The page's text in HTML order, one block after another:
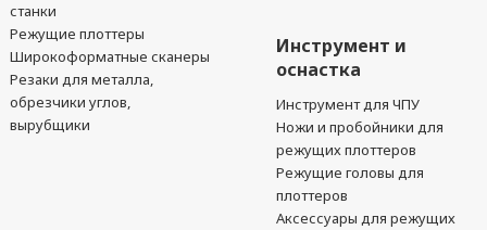
станки
Режущие плоттеры
Широкоформатные сканеры
Резаки для металла,
обрезчики углов,
вырубщики
Инструмент и
оснастка
Инструмент для ЧПУ
Ножи и пробойники для
режущих плоттеров
Режущие головы для
плоттеров
Аксессуары для режущих